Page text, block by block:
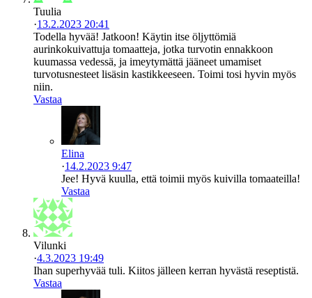
Tuulia
·13.2.2023 20:41
Todella hyvää! Jatkoon! Käytin itse öljyttömiä
aurinkokuivattuja tomaatteja, jotka turvotin ennakkoon
kuumassa vedessä, ja imeytymättä jääneet umamiset
turvotusnesteet lisäsin kastikkeeseen. Toimi tosi hyvin myös
niin.
Vastaa
Elina
·14.2.2023 9:47
Jee! Hyvä kuulla, että toimii myös kuivilla tomaateilla!
Vastaa
Vilunki
·4.3.2023 19:49
Ihan superhyvää tuli. Kiitos jälleen kerran hyvästä reseptistä.
Vastaa